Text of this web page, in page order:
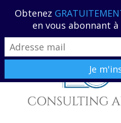
06 59 28 68 80
Obtenez
en vous abonnant